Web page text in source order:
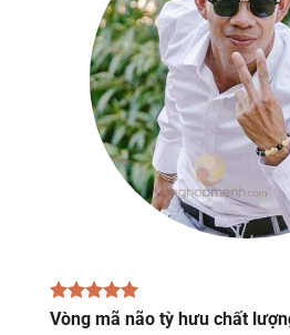
Vòng mã não tỳ hưu chất